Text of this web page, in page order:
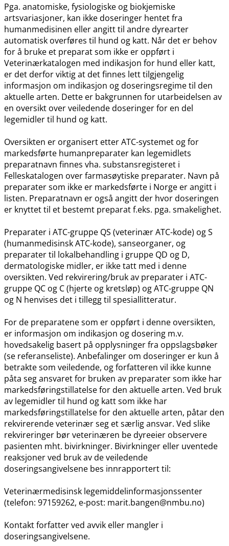
Pga. anatomiske, fysiologiske og biokjemiske
artsvariasjoner, kan ikke doseringer hentet fra
humanmedisinen eller angitt til andre dyrearter
automatisk overføres til hund og katt. Når det er behov
for å bruke et preparat som ikke er oppført i
Veterinærkatalogen med indikasjon for hund eller katt,
er det derfor viktig at det finnes lett tilgjengelig
informasjon om indikasjon og doseringsregime til den
aktuelle arten. Dette er bakgrunnen for utarbeidelsen av
en oversikt over veiledende doseringer for en del
legemidler til hund og katt.
Oversikten er organisert etter ATC-systemet og for
markedsførte humanpreparater kan legemidlets
preparatnavn finnes vha. substansregisteret i
Felleskatalogen over farmasøytiske preparater. Navn på
preparater som ikke er markedsførte i Norge er angitt i
listen. Preparatnavn er også angitt der hvor doseringen
er knyttet til et bestemt preparat f.eks. pga. smakelighet.
Preparater i ATC-gruppe QS (veterinær ATC-kode) og S
(humanmedisinsk ATC-kode), sanseorganer, og
preparater til lokalbehandling i gruppe QD og D,
dermatologiske midler, er ikke tatt med i denne
oversikten. Ved rekvirering​/​bruk av preparater i ATC-
gruppe QC og C (hjerte og kretsløp) og ATC-gruppe QN
og N henvises det i tillegg til spesiallitteratur.
For de preparatene som er oppført i denne oversikten,
er informasjon om indikasjon og dosering m.v.
hovedsakelig basert på opplysninger fra oppslagsbøker
(se referanseliste). Anbefalinger om doseringer er kun å
betrakte som veiledende, og forfatteren vil ikke kunne
påta seg ansvaret for bruken av preparater som ikke har
markedsføringstillatelse for den aktuelle arten. Ved bruk
av legemidler til hund og katt som ikke har
markedsføringstillatelse for den aktuelle arten, påtar den
rekvirerende veterinær seg et særlig ansvar. Ved slike
rekvireringer bør veterinæren be dyreeier observere
pasienten mht. bivirkninger. Bivirkninger eller uventede
reaksjoner ved bruk av de veiledende
doseringsangivelsene bes innrapportert til:
Veterinærmedisinsk legemiddelinformasjonssenter
(telefon: 97159262, e-post: marit.bangen@nmbu.no)
Kontakt forfatter ved avvik eller mangler i
doseringsangivelsene.